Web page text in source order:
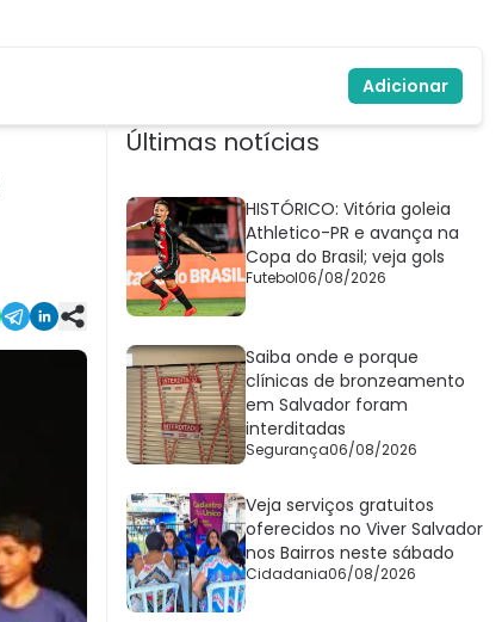
Adicionar
Últimas notícias
HISTÓRICO: Vitória goleia
Athletico-PR e avança na
Copa do Brasil; veja gols
Futebol06/08/2026
Saiba onde e porque
clínicas de bronzeamento
em Salvador foram
interditadas
Segurança06/08/2026
Veja serviços gratuitos
oferecidos no Viver Salvador
nos Bairros neste sábado
Cidadania06/08/2026